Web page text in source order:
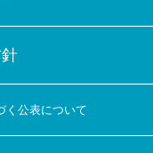
く公表について